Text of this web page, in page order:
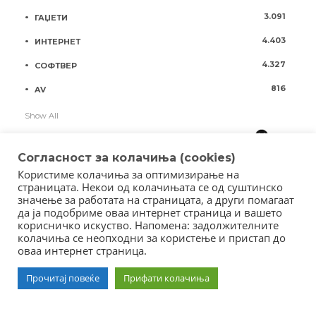
ГАЏЕТИ 3.091
ИНТЕРНЕТ 4.403
СОФТВЕР 4.327
AV 816
Show All
Copyright © 2018 - Member of IAB Macedonia
Member of Clip Media Group / 2017
Согласност за колачиња (cookies)
Користиме колачиња за оптимизирање на
страницата. Некои од колачињата се од суштинско
значење за работата на страницата, а други помагаат
да ја подобриме оваа интернет страница и вашето
корисничко искуство. Напомена: задолжителните
колачиња се неопходни за користење и пристап до
оваа интернет страница.
Прочитај повеќе Прифати колачиња